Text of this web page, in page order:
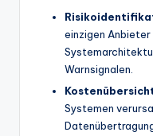
einzigen
Warnsignalen.
Systemen